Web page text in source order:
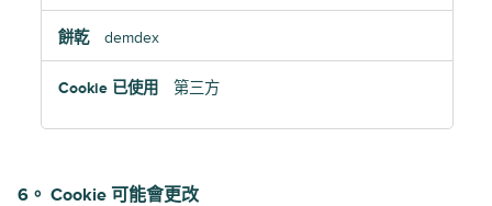
demdex
第三方
6。 Cookie 可能會更改